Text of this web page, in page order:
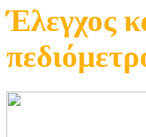
Έλεγχος